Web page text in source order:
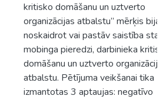
kritisko domāšanu un uztverto
organizācijas atbalstu” mērķis bija
noskaidrot vai pastāv saistība
mobinga pieredzi, darbinieka
domāšanu un uztverto
atbalstu. Pētījuma veikšanai tika
izmantotas 3 aptaujas: negatīvo